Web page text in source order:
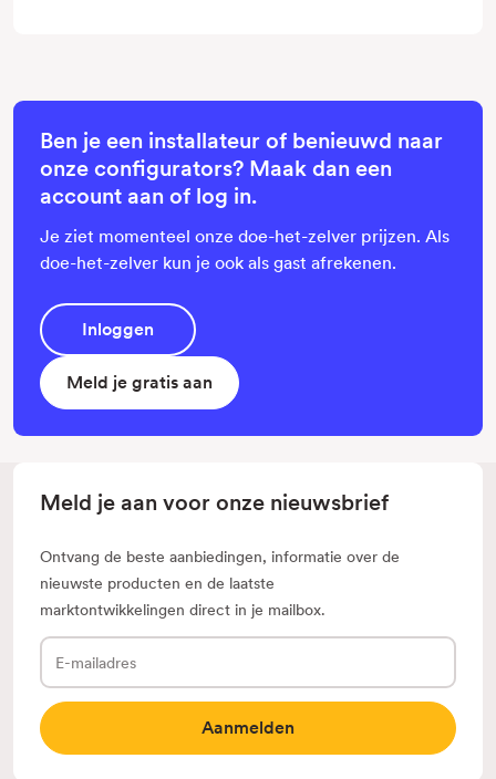
Ben je een installateur of benieuwd naar
onze configurators? Maak dan een
account aan of log in.
Je ziet momenteel onze doe-het-zelver prijzen. Als
doe-het-zelver kun je ook als gast afrekenen.
Inloggen
Meld je gratis aan
Meld je aan voor onze nieuwsbrief
Ontvang de beste aanbiedingen, informatie over de
nieuwste producten en de laatste
marktontwikkelingen direct in je mailbox.
E-
mailadres